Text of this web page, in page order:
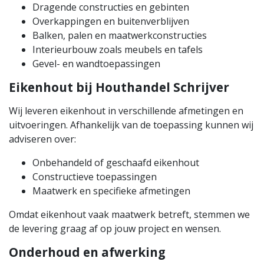
Dragende constructies en gebinten
Overkappingen en buitenverblijven
Balken, palen en maatwerkconstructies
Interieurbouw zoals meubels en tafels
Gevel- en wandtoepassingen
Eikenhout bij Houthandel Schrijver
Wij leveren eikenhout in verschillende afmetingen en
uitvoeringen. Afhankelijk van de toepassing kunnen wij
adviseren over:
Onbehandeld of geschaafd eikenhout
Constructieve toepassingen
Maatwerk en specifieke afmetingen
Omdat eikenhout vaak maatwerk betreft, stemmen we
de levering graag af op jouw project en wensen.
Onderhoud en afwerking